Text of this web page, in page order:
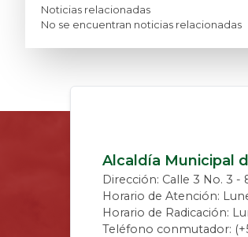
Noticias relacionadas
No se encuentran noticias relacionadas
Alcaldía Municipal
Dirección: Calle 3 No. 3 -
Horario de Atención:
Horario de Radicación:
Teléfono conmutador: